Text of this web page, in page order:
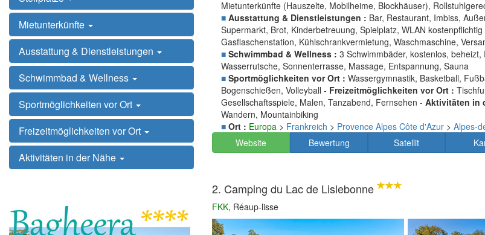
Mietunterkünfte
Ausstattung & Dienstleistungen
Schwimmbad & Wellness
Sportmöglichkeiten vor Ort
Freizeitmöglichkeiten vor Ort
Aktivitäten in der Nähe
Mietunterkünfte (Hauszelte, Mobilheime, Blockhäuser),
■ Ausstattung & Dienstleistungen : Bar, Restaurant, Imbiss,
Supermarkt, Brot, Kinderbetreuung, Spielplatz, WLAN
Gasflaschenstation, Kühlschrankvermietung, Waschmaschine,
■ Schwimmbad & Wellness : 3 Schwimmbäder, kostenlos, beheizt,
Wasserrutsche, Sonnenterrasse, Massage, Entspannung, Sauna
■ Sportmöglichkeiten vor Ort : Wassergymnastik, Basketball,
Bogenschießen, Volleyball - Freizeitmöglichkeiten vor Ort :
Gesellschaftsspiele, Malen, Tanzabend, Fernsehen - Aktivitäten in
Wandern, Mountainbiking
■ Ort : Europa > Frankreich > Provence Alpes Côte d'Azur > Alpes-
Website
Bewertung Satellit
2. Camping du Lac de Lislebonne
FKK, Réaup-lisse